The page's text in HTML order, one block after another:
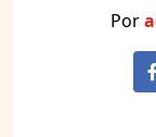
Por